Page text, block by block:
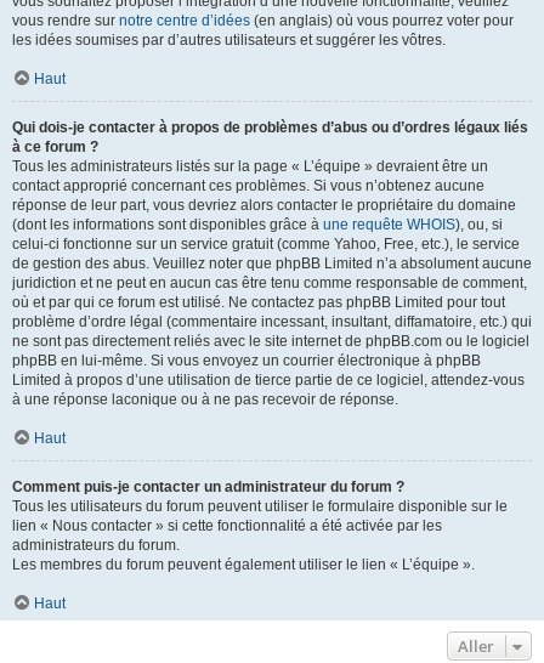
vous rendre sur notre centre d’idées (en anglais) où vous pourrez voter pour
les idées soumises par d’autres utilisateurs et suggérer les vôtres.
Haut
Qui dois-je contacter à propos de problèmes d’abus ou d’ordres légaux liés
à ce forum ?
Tous les administrateurs listés sur la page « L’équipe » devraient être un
contact approprié concernant ces problèmes. Si vous n’obtenez aucune
réponse de leur part, vous devriez alors contacter le propriétaire du domaine
(dont les informations sont disponibles grâce à une requête WHOIS), ou, si
celui-ci fonctionne sur un service gratuit (comme Yahoo, Free, etc.), le service
de gestion des abus. Veuillez noter que phpBB Limited n’a absolument aucune
juridiction et ne peut en aucun cas être tenu comme responsable de comment,
où et par qui ce forum est utilisé. Ne contactez pas phpBB Limited pour tout
problème d’ordre légal (commentaire incessant, insultant, diffamatoire, etc.) qui
ne sont pas directement reliés avec le site internet de phpBB.com ou le logiciel
phpBB en lui-même. Si vous envoyez un courrier électronique à phpBB
Limited à propos d’une utilisation de tierce partie de ce logiciel, attendez-vous
à une réponse laconique ou à ne pas recevoir de réponse.
Haut
Comment puis-je contacter un administrateur du forum ?
Tous les utilisateurs du forum peuvent utiliser le formulaire disponible sur le
lien « Nous contacter » si cette fonctionnalité a été activée par les
administrateurs du forum.
Les membres du forum peuvent également utiliser le lien « L’équipe ».
Haut
Aller